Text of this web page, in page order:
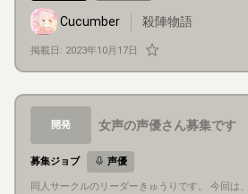
Cucumber 殺陣物語
掲載日: 2023年10月17日
開発 女声の声優さん募集です
募集ジョブ 声優
同人サークルのリーダーきゅうりです。 今回は、侍のMMORPGオンライン